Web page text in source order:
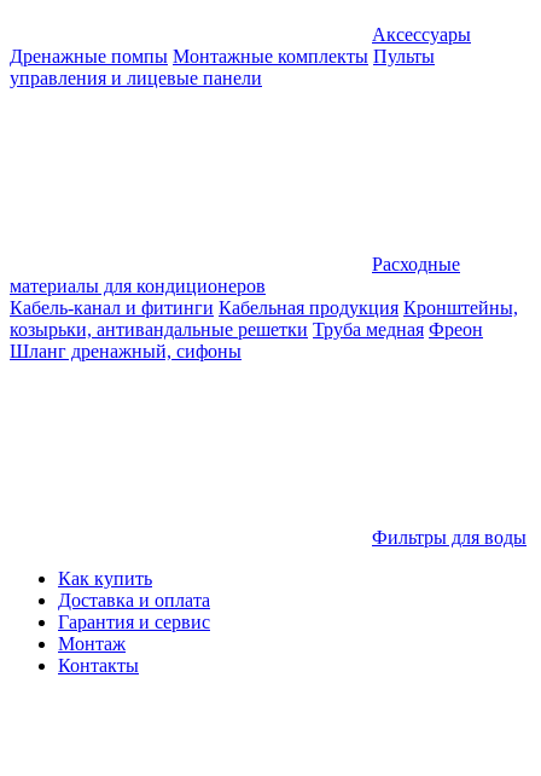
Аксессуары
Дренажные помпы Монтажные комплекты Пульты
управления и лицевые панели
Расходные
материалы для кондиционеров
Кабель-канал и фитинги Кабельная продукция Кронштейны,
козырьки, антивандальные решетки Труба медная Фреон
Шланг дренажный, сифоны
Фильтры для воды
Как купить
Доставка и оплата
Гарантия и сервис
Монтаж
Контакты